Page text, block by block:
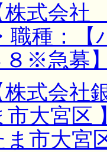
株式会
職種：
８※急募
式会社
大宮区
市大宮